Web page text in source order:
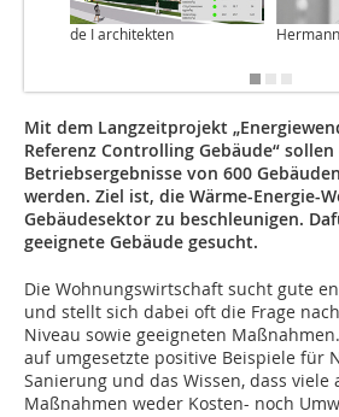
de I architekten
Mit dem Langzeitprojekt
Referenz Controlling Gebäude“
Betriebsergebnisse von 600
werden. Ziel ist, die Wärme-Energie-
Gebäudesektor zu beschleunigen.
geeignete Gebäude gesucht.
Die Wohnungswirtschaft sucht gute
und stellt sich dabei oft die Frage
Niveau sowie geeigneten
auf umgesetzte positive Beispiele für
Sanierung und das Wissen, dass
Maßnahmen weder Kosten- noch